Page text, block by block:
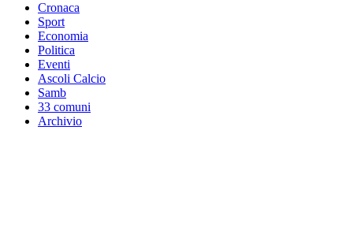
Cronaca
Sport
Economia
Politica
Eventi
Ascoli Calcio
Samb
33 comuni
Archivio